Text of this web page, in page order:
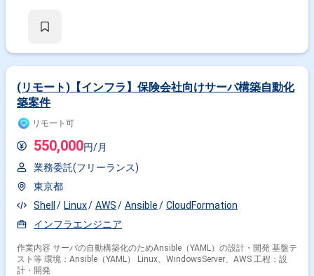
ことで、大規模かつ高信頼性が求められる環境での設計構築経験を積むこ
(リモート)【インフラ】保険会社向けサーバ構築自動化
築案件
リモート可
550,000円/月
業務委託(フリーランス)
東京都
Shell
Linux AWS Ansible
CloudFormation
インフラエンジニア
作業内容 サーバの自動構築化のためAnsible（YAML）の設計・開発 基盤テ
スト等 環境：Ansible（YAML） Linux、WindowsServer、AWS 工程：設
計・開発